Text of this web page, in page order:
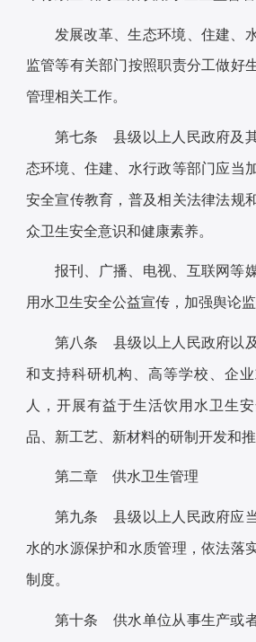
发展改革、生态环境、住建、
监管等有关部门按照职责分工做好
管理相关工作。
第七条 县级以上人民政府及
态环境、住建、水行政等部门应当
安全宣传教育，普及相关法律法规
众卫生安全意识和健康素养。
报刊、广播、电视、互联网等
用水卫生安全公益宣传，加强舆论监
第八条 县级以上人民政府以
和支持科研机构、高等学校、企
人，开展有益于生活饮用水卫生
品、新工艺、新材料的研制开发和推
第二章 供水卫生管理
第九条 县级以上人民政府应
水的水源保护和水质管理，依法落
制度。
第十条 供水单位从事生产或